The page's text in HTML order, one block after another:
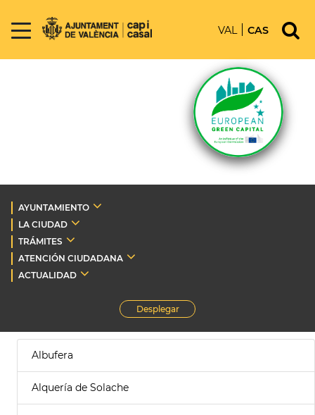
VAL CAS
AYUNTAMIENTO
LA CIUDAD
TRÁMITES
ATENCIÓN CIUDADANA
ACTUALIDAD
Desplegar
Albufera
Alquería de Solache